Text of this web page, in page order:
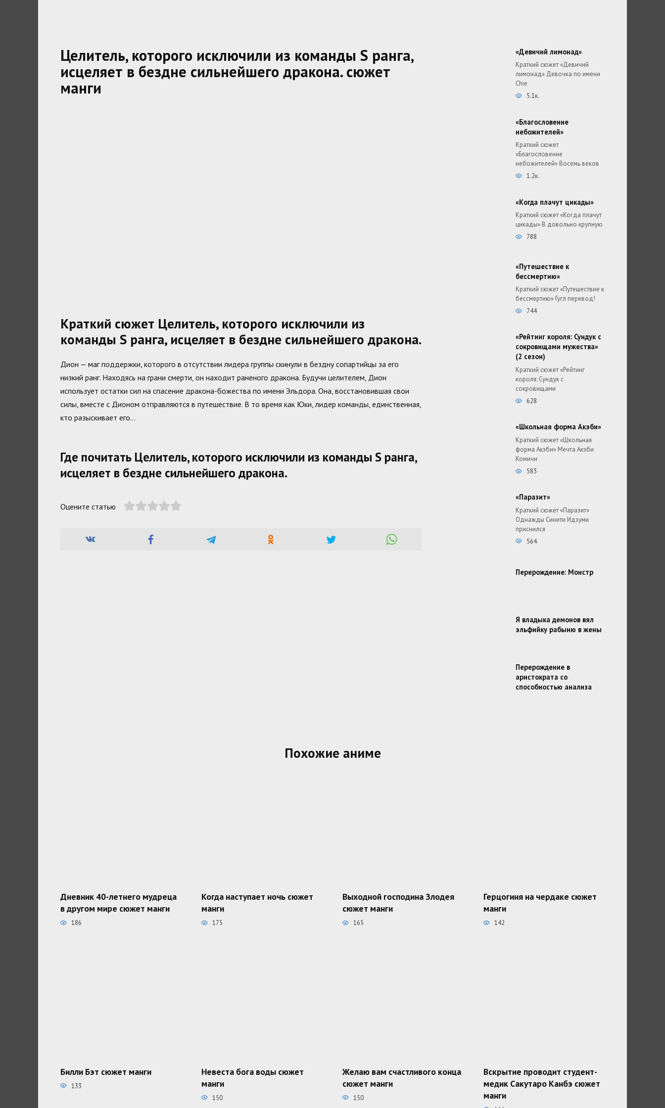
Целитель, которого исключили из команды S ранга,
исцеляет в бездне сильнейшего дракона. сюжет
манги
Краткий сюжет Целитель, которого исключили из
команды S ранга, исцеляет в бездне сильнейшего дракона.
Дион — маг поддержки, которого в отсутствии лидера группы скинули в бездну сопартийцы за его
низкий ранг. Находясь на грани смерти, он находит раненого дракона. Будучи целителем, Дион
использует остатки сил на спасение дракона-божества по имени Эльдора. Она, восстановившая свои
силы, вместе с Дионом отправляются в путешествие. В то время как Юки, лидер команды, единственная,
кто разыскивает его…
Где почитать Целитель, которого исключили из команды S ранга,
исцеляет в бездне сильнейшего дракона.
Оцените статью
«Девичий лимонад»
Краткий сюжет «Девичий
лимонад» Девочка по имени
Chie
5.1к.
«Благословение
небожителей»
Краткий сюжет
«Благословение
небожителей» Восемь веков
1.2к.
«Когда плачут цикады»
Краткий сюжет «Когда плачут
цикады» В довольно крупную
788
«Путешествие к
бессмертию»
Краткий сюжет «Путешествие к
бессмертию» Гугл перевод!
744
«Рейтинг короля: Сундук с
сокровищами мужества»
(2 сезон)
Краткий сюжет «Рейтинг
короля: Сундук с
сокровищами
628
«Школьная форма Акэби»
Краткий сюжет «Школьная
форма Акэби» Мечта Акэби
Комичи
583
«Паразит»
Краткий сюжет «Паразит»
Однажды Синити Идзуми
приснился
564
Перерождение: Монстр
Я владыка демонов вял
эльфийку рабыню в жены
Перерождение в
аристократа со
способностью анализа
Похожие аниме
Дневник 40-летнего мудреца
в другом мире сюжет манги
186
Когда наступает ночь сюжет
манги
175
Выходной господина Злодея
сюжет манги
165
Герцогиня на чердаке сюжет
манги
142
Билли Бэт сюжет манги
133
Невеста бога воды сюжет
манги
150
Желаю вам счастливого конца
сюжет манги
150
Вскрытие проводит студент-
медик Сакутаро Канбэ сюжет
манги